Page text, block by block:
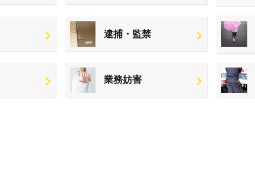
逮捕・監禁
業務妨害